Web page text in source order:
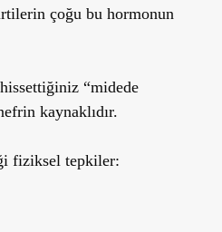
çoğu bu hormonun
“midede
kaynaklıdır.
fiziksel tepkiler: